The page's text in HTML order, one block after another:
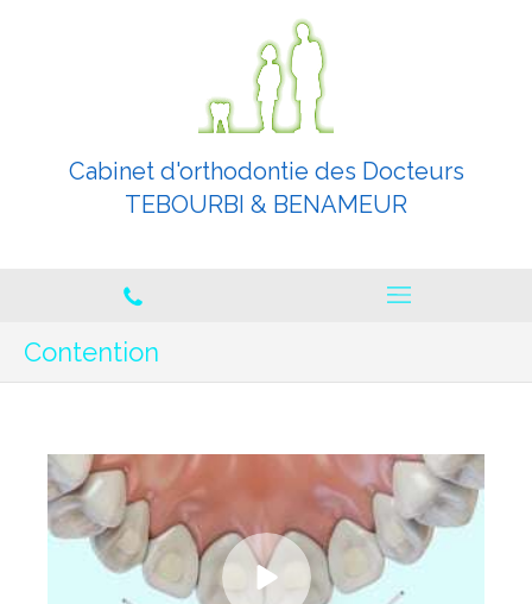
Cabinet d'orthodontie des Docteurs
TEBOURBI & BENAMEUR
Contention